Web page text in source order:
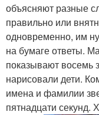
объясняют разные
правильно или
одновременно, им
на бумаге ответы.
показывают восемь
нарисовали дети.
имена и фамилии
пятнадцати секунд.